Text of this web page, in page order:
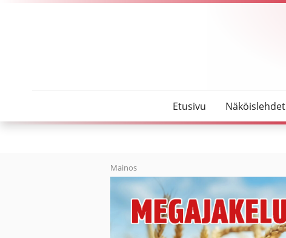
Etusivu Näköislehdet
Mainos